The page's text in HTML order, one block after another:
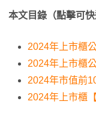
本文目錄（點擊可快
2024年上市櫃
2024年上市櫃
2024年市值前
2024年上市櫃